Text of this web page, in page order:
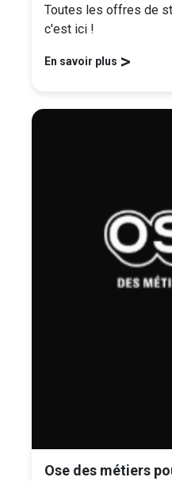
Toutes les offres de
c'est ici !
En savoir plus >
Ose des métiers